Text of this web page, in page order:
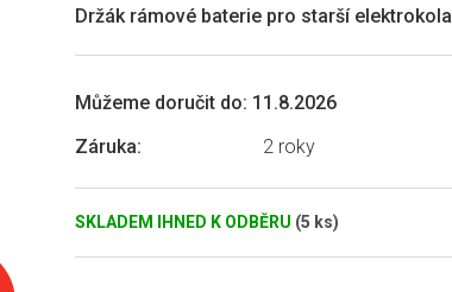
SKLADEM IHNED K ODBĚRU (5 ks)
Můžeme doručit do: 11.8.2026
Záruka: 2 roky
Držák rámové baterie pro starší elektrokola
0,0
5